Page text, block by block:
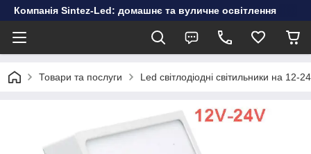
Компанія Sintez-Led: домашнє та вуличне освітлення
Товари та послуги Led світлодіодні світильники на 12-